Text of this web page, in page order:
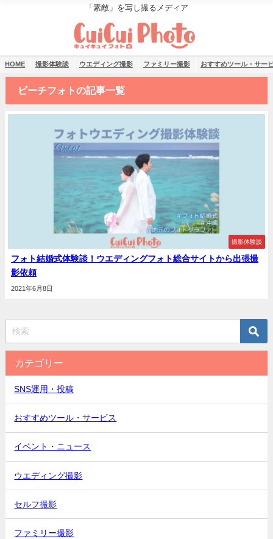
「素敵」を写し撮るメディア
HOME 撮影体験談 ウエディング撮影 ファミリー撮影 おすすめツール・サー
ビーチフォトの記事一覧
撮影体験談
フォト結婚式体験談！ウエディングフォト総合サイトから出張撮
影依頼
2021年6月8日
カテゴリー
SNS運用・投稿
おすすめツール・サービス
イベント・ニュース
ウエディング撮影
セルフ撮影
ファミリー撮影